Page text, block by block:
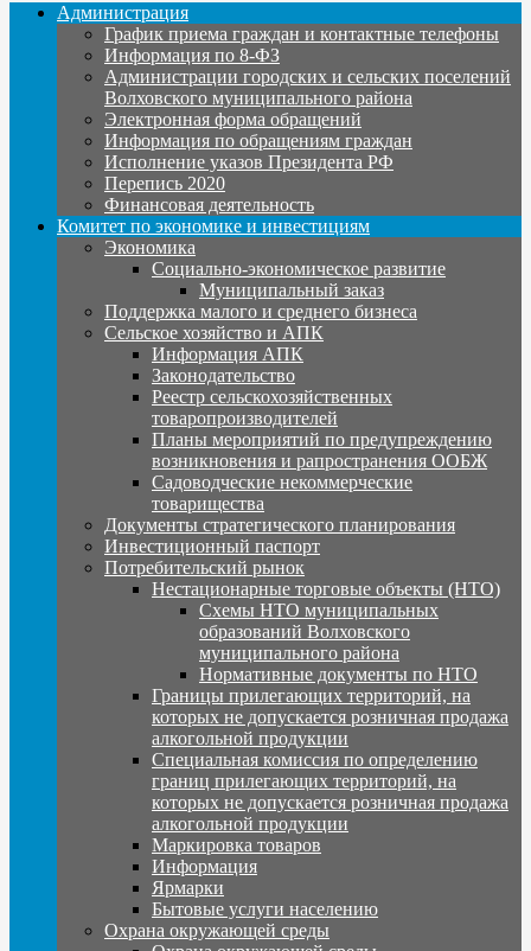
Администрация
График приема граждан и контактные телефоны
Информация по 8-ФЗ
Администрации городских и сельских поселений
Волховского муниципального района
Электронная форма обращений
Информация по обращениям граждан
Исполнение указов Президента РФ
Перепись 2020
Финансовая деятельность
Комитет по экономике и инвестициям
Экономика
Социально-экономическое развитие
Муниципальный заказ
Поддержка малого и среднего бизнеса
Сельское хозяйство и АПК
Информация АПК
Законодательство
Реестр сельскохозяйственных
товаропроизводителей
Планы мероприятий по предупреждению
возникновения и рапространения ООБЖ
Садоводческие некоммерческие
товарищества
Документы стратегического планирования
Инвестиционный паспорт
Потребительский рынок
Нестационарные торговые объекты (НТО)
Схемы НТО муниципальных
образований Волховского
муниципального района
Нормативные документы по НТО
Границы прилегающих территорий, на
которых не допускается розничная продажа
алкогольной продукции
Специальная комиссия по определению
границ прилегающих территорий, на
которых не допускается розничная продажа
алкогольной продукции
Маркировка товаров
Информация
Ярмарки
Бытовые услуги населению
Охрана окружающей среды